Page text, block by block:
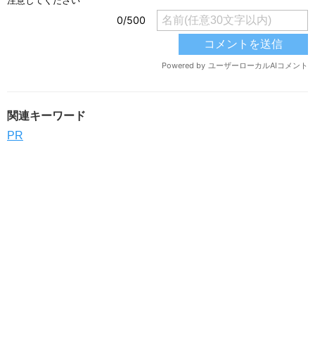
関連キーワード
PR